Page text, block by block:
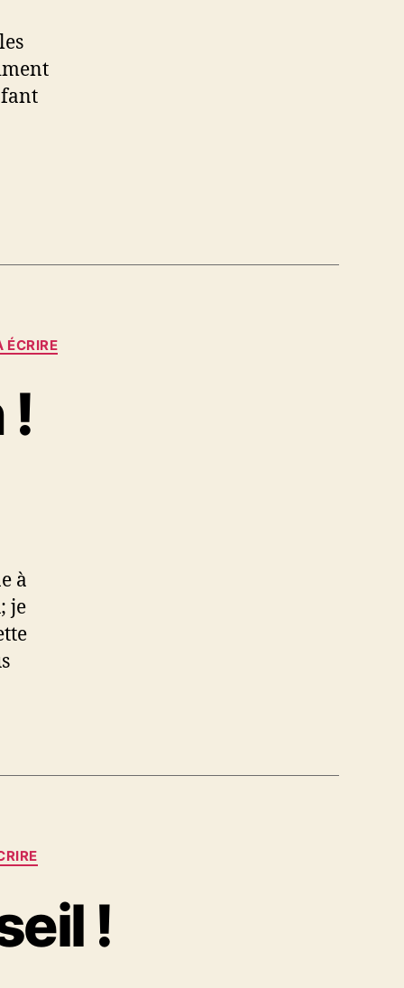
ÉCRIRE
!
à
je
!